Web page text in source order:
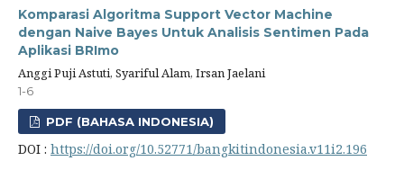
Komparasi Algoritma Support Vector Machine
dengan Naive Bayes Untuk Analisis Sentimen Pada
Aplikasi BRImo
Anggi Puji Astuti, Syariful Alam, Irsan Jaelani
1-6
PDF (BAHASA INDONESIA)
DOI : https://doi.org/10.52771/bangkitindonesia.v11i2.196